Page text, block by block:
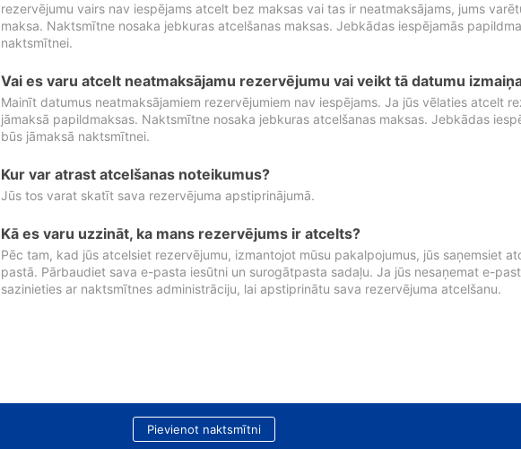
rezervējumu vairs nav iespējams atcelt bez maksas vai tas ir neatmaksājams, jums
maksa. Naktsmītne nosaka jebkuras atcelšanas maksas. Jebkādas iespējamās
naktsmītnei.
Vai es varu atcelt neatmaksājamu rezervējumu vai veikt tā datumu
Mainīt datumus neatmaksājamiem rezervējumiem nav iespējams. Ja jūs vēlaties atcelt
jāmaksā papildmaksas. Naktsmītne nosaka jebkuras atcelšanas maksas. Jebkādas
būs jāmaksā naktsmītnei.
Kur var atrast atcelšanas noteikumus?
Jūs tos varat skatīt sava rezervējuma apstiprinājumā.
Kā es varu uzzināt, ka mans rezervējums ir atcelts?
Pēc tam, kad jūs atcelsiet rezervējumu, izmantojot mūsu pakalpojumus, jūs saņemsiet
pastā. Pārbaudiet sava e-pasta iesūtni un surogātpasta sadaļu. Ja jūs nesaņemat e-
sazinieties ar naktsmītnes administrāciju, lai apstiprinātu sava rezervējuma atcelšanu.
Pievienot naktsmītni